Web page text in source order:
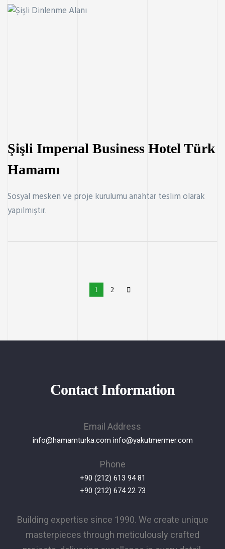
Şişli Imperıal Business Hotel Türk
Hamamı
Sosyal mesken ve proje kurulumu anahtar teslim olarak
yapılmıştır.
1 2
Contact Information
Email Address
info@hamamturka.com info@yakutmermer.com
Phone
+90 (212) 613 94 81
+90 (212) 674 22 73
Building expertise since 1990. We create unique
masterpieces through meticulously crafted